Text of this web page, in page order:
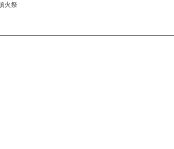
火祭